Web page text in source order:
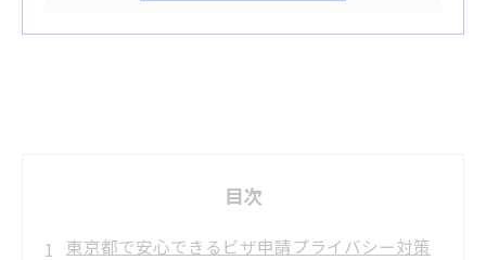
目次
東京都で安心できるビザ申請プライバシー対策